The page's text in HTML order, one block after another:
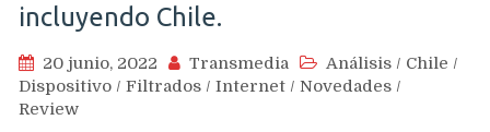
incluyendo Chile.
20 junio, 2022 Transmedia Análisis / Chile /
Dispositivo / Filtrados / Internet / Novedades /
Review